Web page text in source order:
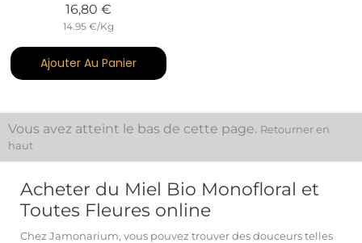
16,80 €
14.95 €/Kg
Ajouter Au Panier
Vous avez atteint le bas de cette page. Retourner en
haut
Acheter du Miel Bio Monofloral et
Toutes Fleures online
Chez Jamonarium, vous pouvez trouver des douceurs telles